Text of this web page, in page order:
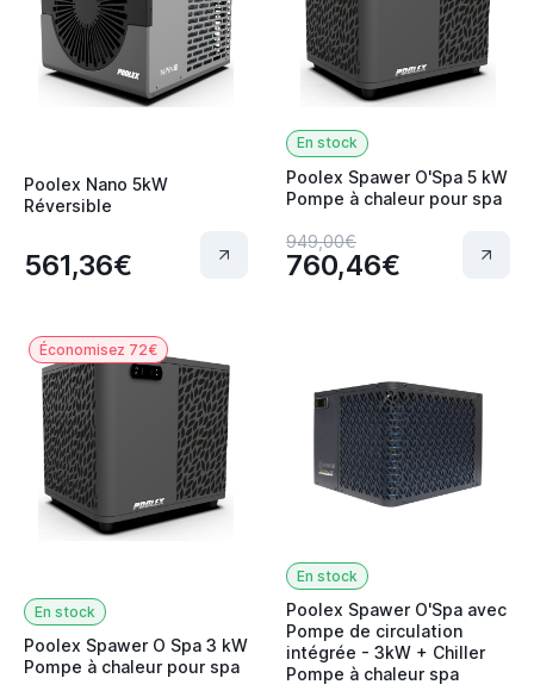
Poolex Nano 5kW
Réversible
561,36€
En stock
Poolex Spawer O'Spa 5 kW
Pompe à chaleur pour spa
949,00€
760,46€
Économisez 72€
En stock
Poolex Spawer O Spa 3 kW
Pompe à chaleur pour spa
En stock
Poolex Spawer O'Spa avec
Pompe de circulation
intégrée - 3kW + Chiller
Pompe à chaleur spa